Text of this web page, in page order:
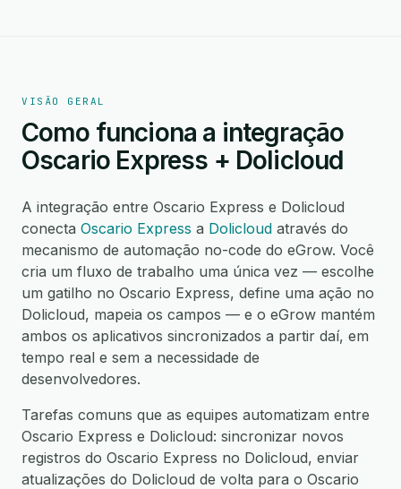
VISÃO GERAL
Como funciona a integração
Oscario Express + Dolicloud
A integração entre Oscario Express e Dolicloud
conecta Oscario Express a Dolicloud através do
mecanismo de automação no-code do eGrow. Você
cria um fluxo de trabalho uma única vez — escolhe
um gatilho no Oscario Express, define uma ação no
Dolicloud, mapeia os campos — e o eGrow mantém
ambos os aplicativos sincronizados a partir daí, em
tempo real e sem a necessidade de
desenvolvedores.
Tarefas comuns que as equipes automatizam entre
Oscario Express e Dolicloud: sincronizar novos
registros do Oscario Express no Dolicloud, enviar
atualizações do Dolicloud de volta para o Oscario